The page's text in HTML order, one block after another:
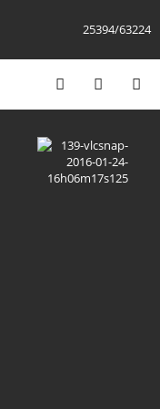
25394/63224